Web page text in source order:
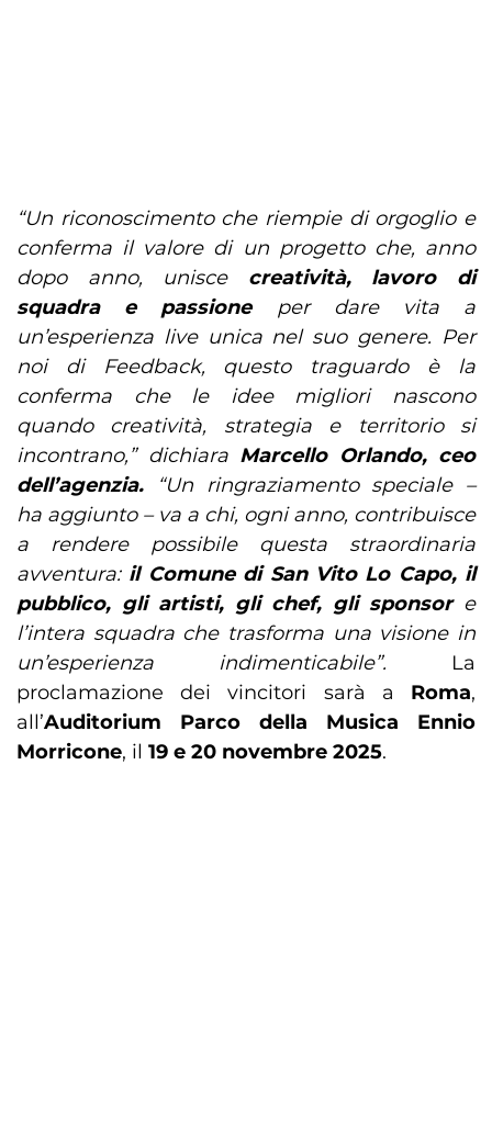
“Un riconoscimento che riempie di orgoglio e
conferma il valore di un progetto che, anno
dopo anno, unisce creatività, lavoro di
squadra e passioneper dare vita a
un’esperienza live unica nel suo genere. Per
noi di Feedback, questo traguardo è la
conferma che le idee migliori nascono
quando creatività, strategia e territorio si
incontrano,” dichiara Marcello Orlando, ceo
dell’agenzia. “Un ringraziamento speciale –
ha aggiunto – va a chi, ogni anno, contribuisce
a rendere possibile questa straordinaria
avventura: il Comune di San Vito Lo Capo, il
pubblico, gli artisti, gli chef, gli sponsore
l’intera squadra che trasforma una visione in
un’esperienza indimenticabile”. La
proclamazione dei vincitori sarà a Roma,
all’Auditorium Parco della Musica Ennio
Morricone, il 19 e 20 novembre 2025.